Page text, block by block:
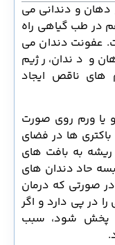
و دندانی می
طب گیاهی راه
دندان می
و دندان، رژیم
ناقص ایجاد
ورم روی صورت
ها در فضای
به بافت های
حاد دندان های
که درمان
پی دارد و اگر
پخش شود، سبب